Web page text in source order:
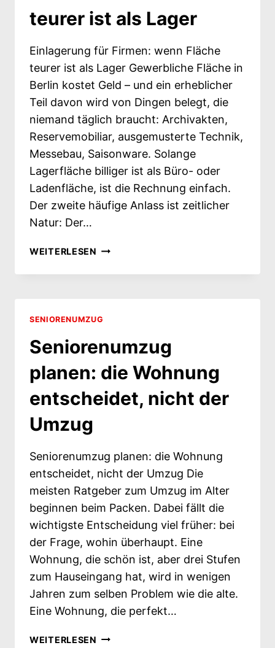
teurer ist als Lager
Einlagerung für Firmen: wenn Fläche
teurer ist als Lager Gewerbliche Fläche in
Berlin kostet Geld – und ein erheblicher
Teil davon wird von Dingen belegt, die
niemand täglich braucht: Archivakten,
Reservemobiliar, ausgemusterte Technik,
Messebau, Saisonware. Solange
Lagerfläche billiger ist als Büro- oder
Ladenfläche, ist die Rechnung einfach.
Der zweite häufige Anlass ist zeitlicher
Natur: Der…
WEITERLESEN EINLAGERUNG
FIRMEN: WENN
IST
LAGER
SENIORENUMZUG
Seniorenumzug
planen: die Wohnung
entscheidet, nicht der
Umzug
Seniorenumzug planen: die Wohnung
entscheidet, nicht der Umzug Die
meisten Ratgeber zum Umzug im Alter
beginnen beim Packen. Dabei fällt die
wichtigste Entscheidung viel früher: bei
der Frage, wohin überhaupt. Eine
Wohnung, die schön ist, aber drei Stufen
zum Hauseingang hat, wird in wenigen
Jahren zum selben Problem wie die alte.
Eine Wohnung, die perfekt…
WEITERLESEN SENIORENUMZUG